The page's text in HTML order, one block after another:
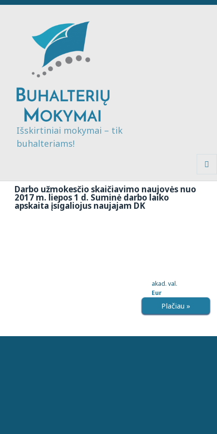
Išskirtiniai mokymai – tik
buhalteriams!
Darbo užmokesčio skaičiavimo naujovės nuo
2017 m. liepos 1 d. Suminė darbo laiko
apskaita įsigaliojus naujajam DK
akad. val.
Eur
Plačiau »